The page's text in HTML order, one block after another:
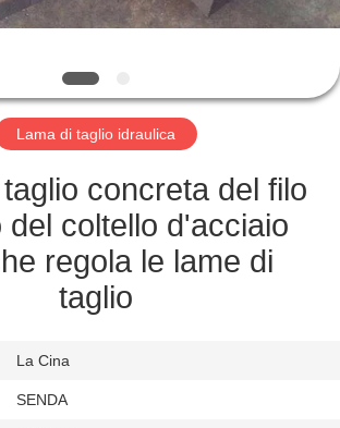
Lama di taglio idraulica
concreta del filo
del coltello d'acciaio
regola le lame di
taglio
La Cina
SENDA